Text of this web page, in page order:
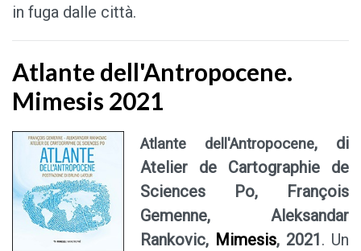
in fuga dalle città.
Atlante dell'Antropocene.
Mimesis 2021
Atlante dell'Antropocene, di
Atelier de Cartographie de
Sciences Po, François
Gemenne, Aleksandar
Rankovic, Mimesis, 2021 . Un